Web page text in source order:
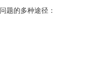
题的多种途径：